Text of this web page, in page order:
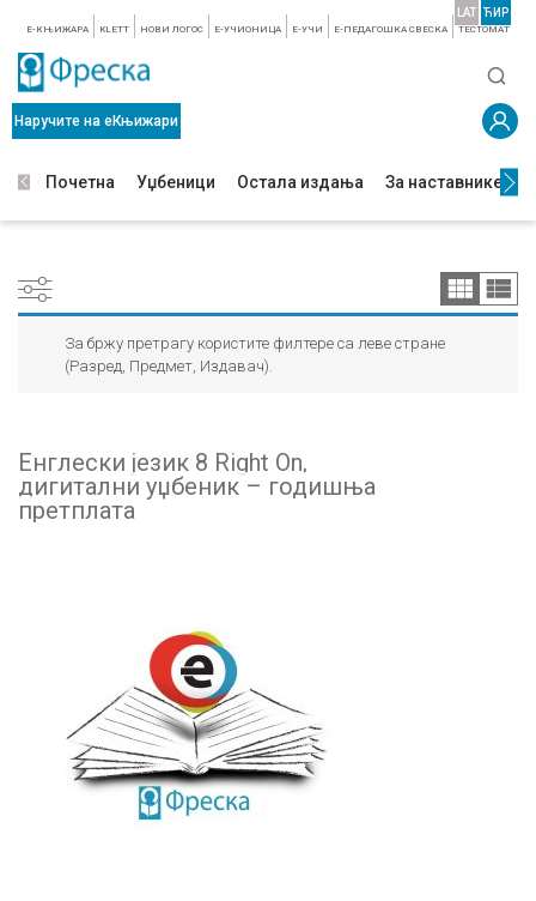
E-КЊИЖАРА KLETT НОВИ ЛОГОС E-УЧИОНИЦА E-УЧИ Е-ПЕДАГОШКА СВЕСКА TЕСТОМАТ
LAT ЋИР
Наручите на еКњижари
Почетна Уџбеници Остала издања За наставнике
За бржу претрагу користите филтере са леве стране
(Разред, Предмет, Издавач).
Енглески језик 8 Right On,
дигитални уџбеник – годишња
претплата